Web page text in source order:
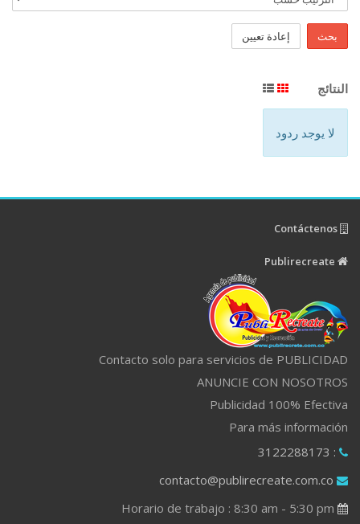
بحث إعادة تعيين
النتائج
لا يوجد ردود
Contacto solo para servicios de PUBLICIDAD
ANUNCIE CON NOSOTROS
Publicidad 100% Efectiva
Para más información
: 3122288173
contacto@publirecreate.com.co